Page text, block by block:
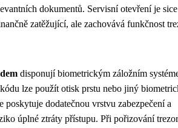
dokumentů. Servisní otevření je sice
zatěžující, ale zachovává funkčnost
disponují biometrickým záložním
lze použít otisk prstu nebo jiný
poskytuje dodatečnou vrstvu zabezpečení a
úplné ztráty přístupu. Při pořizování